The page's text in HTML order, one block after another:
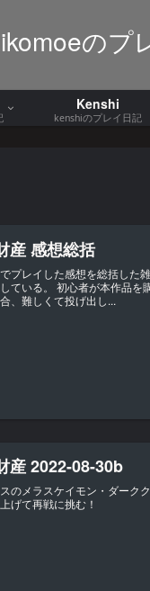
のプ
Kenshi
kenshiのプレイ日記
産 感想総括
プレイした感想を総括した
ている。 初心者が本作品を
、難しくて投げ出し...
産 2022-08-30b
のメラスケイモン・ダーク
げて再戦に挑む！